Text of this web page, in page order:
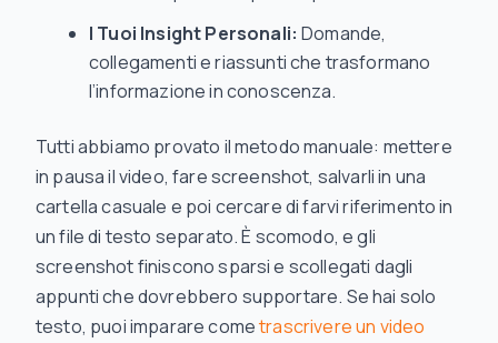
I Tuoi Insight Personali: Domande,
collegamenti e riassunti che trasformano
l’informazione in conoscenza.
Tutti abbiamo provato il metodo manuale: mettere
in pausa il video, fare screenshot, salvarli in una
cartella casuale e poi cercare di farvi riferimento in
un file di testo separato. È scomodo, e gli
screenshot finiscono sparsi e scollegati dagli
appunti che dovrebbero supportare. Se hai solo
testo, puoi imparare cometrascrivere un video